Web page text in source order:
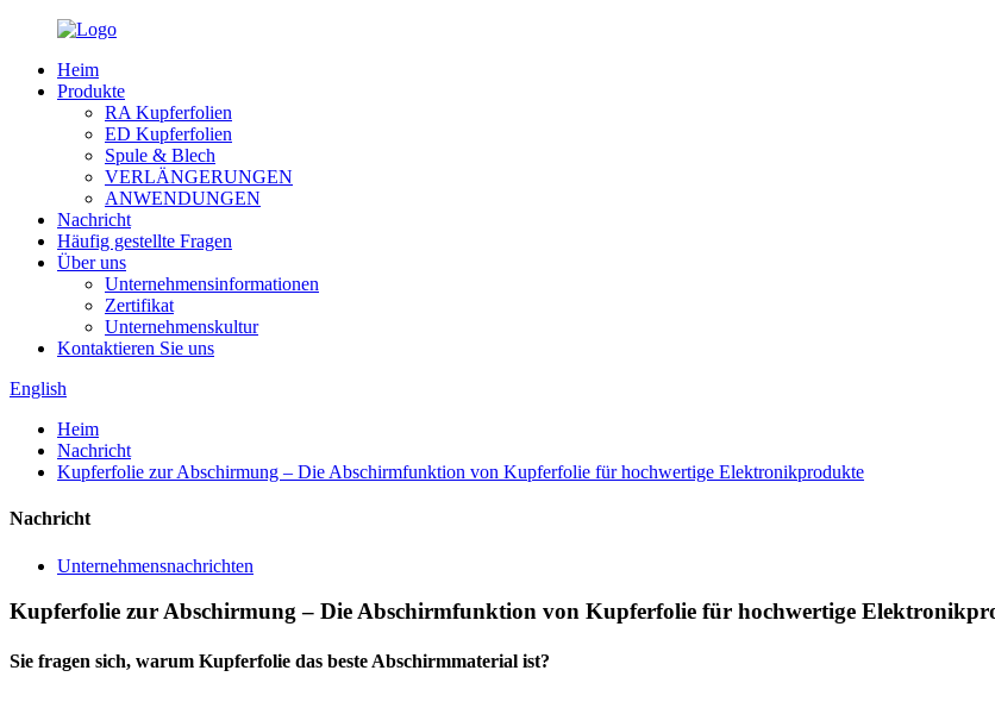
Heim
Produkte
RA Kupferfolien
ED Kupferfolien
Spule & Blech
VERLÄNGERUNGEN
ANWENDUNGEN
Nachricht
Häufig gestellte Fragen
Über uns
Unternehmensinformationen
Zertifikat
Unternehmenskultur
Kontaktieren Sie uns
English
Heim
Nachricht
Kupferfolie zur Abschirmung – Die Abschirmfunktion von Kupferfolie für hochwertige Elektronikprodukte
Nachricht
Unternehmensnachrichten
Kupferfolie zur Abschirmung – Die Abschirmfunktion von Kupferfolie für hochwertige
Sie fragen sich, warum Kupferfolie das beste Abschirmmaterial ist?